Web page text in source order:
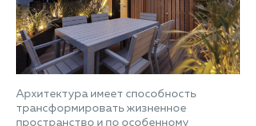
Архитектура имеет способность
трансформировать жизненное
пространство и по особенному